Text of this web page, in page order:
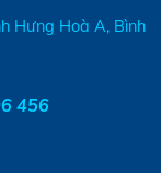
Hưng Hoà A, Bình
456